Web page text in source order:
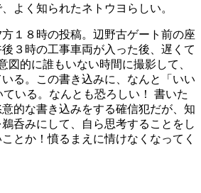
よく知られたネトウヨらしい。
１８時の投稿。辺野古ゲート前の座
３時の工事車両が入った後、遅くて
図的に誰もいない時間に撮影して、
いる。この書き込みに、なんと「いい
いる。なんとも恐ろしい！ 書いた
的な書き込みをする確信犯だが、知
呑みにして、自ら思考することをし
とか！憤るまえに情けなくなってく